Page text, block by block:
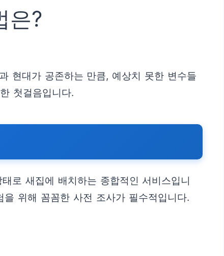
은?
현대가 공존하는 만큼, 예상치 못한 변수들
첫걸음입니다.
로 새집에 배치하는 종합적인 서비스입니
위해 꼼꼼한 사전 조사가 필수적입니다.